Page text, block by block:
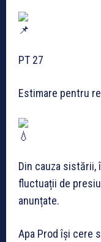
PT 27
Estimare pentru
Din cauza sistării,
fluctuații de
anunțate.
Apa Prod își cere